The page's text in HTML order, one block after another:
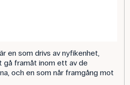
en som drivs av nyfikenhet,
gå framåt inom ett av de
och en som når framgång mot